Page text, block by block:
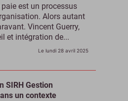
est un processus
Alors autant
Vincent Guerry,
et intégration de...
Le lundi 28 avril 2025
SIRH Gestion
un contexte